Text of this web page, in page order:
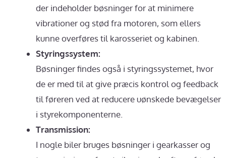
der indeholder bøsninger for at minimere
vibrationer og stød fra motoren, som ellers
kunne overføres til karosseriet og kabinen.
Styringssystem:
Bøsninger findes også i styringssystemet, hvor
de er med til at give præcis kontrol og feedback
til føreren ved at reducere uønskede bevægelser
i styrekomponenterne.
Transmission:
I nogle biler bruges bøsninger i gearkasser og